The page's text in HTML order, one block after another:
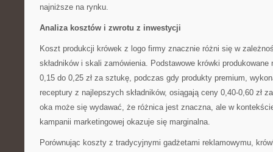
najniższe na rynku.
Analiza kosztów i zwrotu z inwestycji
Koszt produkcji krówek z logo firmy znacznie różni się w
składników i skali zamówienia. Podstawowe krówki
0,15 do 0,25 zł za sztukę, podczas gdy produkty premium,
receptury z najlepszych składników, osiągają ceny 0,40-0,60 zł
oka może się wydawać, że różnica jest znaczna, ale w
kampanii marketingowej okazuje się marginalna.
Porównując koszty z tradycyjnymi gadżetami reklamowymu,